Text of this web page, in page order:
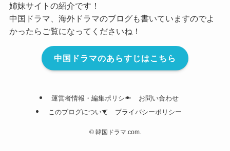
姉妹サイトの紹介です！
中国ドラマ、海外ドラマのブログも書いていますのでよ
かったらご覧になってくださいね！
中国ドラマのあらすじはこちら
運営者情報・編集ポリシー
お問い合わせ
このブログについて
プライバシーポリシー
©韓国ドラマ.com.